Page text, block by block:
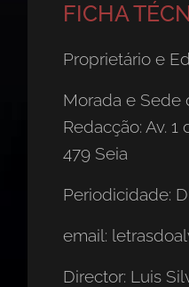
FICHA
Proprietário e
Morada e Sede
Redacção: Av.
479 Seia
Periodicidade:
email:
Director: Luis